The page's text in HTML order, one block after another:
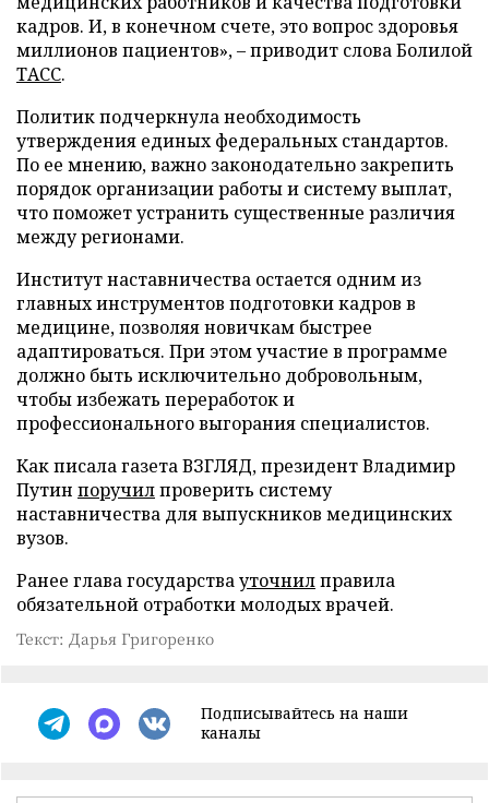
кадров. И, в конечном счете, это вопрос здоровья
миллионов пациентов», – приводит слова Болилой
ТАСС.
Политик подчеркнула необходимость
утверждения единых федеральных стандартов.
По ее мнению, важно законодательно закрепить
порядок организации работы и систему выплат,
что поможет устранить существенные различия
между регионами.
Институт наставничества остается одним из
главных инструментов подготовки кадров в
медицине, позволяя новичкам быстрее
адаптироваться. При этом участие в программе
должно быть исключительно добровольным,
чтобы избежать переработок и
профессионального выгорания специалистов.
Как писала газета ВЗГЛЯД, президент Владимир
Путин поручилпроверить систему
наставничества для выпускников медицинских
вузов.
Ранее глава государствауточнилправила
обязательной отработки молодых врачей.
Текст: Дарья Григоренко
Подписывайтесь на наши
каналы